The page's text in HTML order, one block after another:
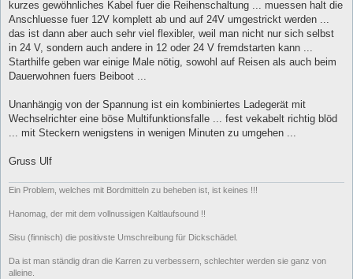
kurzes gewöhnliches Kabel fuer die Reihenschaltung ... muessen halt die
Anschluesse fuer 12V komplett ab und auf 24V umgestrickt werden ...
das ist dann aber auch sehr viel flexibler, weil man nicht nur sich selbst
in 24 V, sondern auch andere in 12 oder 24 V fremdstarten kann ...
Starthilfe geben war einige Male nötig, sowohl auf Reisen als auch beim
Dauerwohnen fuers Beiboot ...
Unanhängig von der Spannung ist ein kombiniertes Ladegerät mit
Wechselrichter eine böse Multifunktionsfalle ... fest vekabelt richtig blöd
... mit Steckern wenigstens in wenigen Minuten zu umgehen ...
Gruss Ulf
Ein Problem, welches mit Bordmitteln zu beheben ist, ist keines !!!
Hanomag, der mit dem vollnussigen Kaltlaufsound !!
Sisu (finnisch) die positivste Umschreibung für Dickschädel.
Da ist man ständig dran die Karren zu verbessern, schlechter werden sie ganz von
alleine.